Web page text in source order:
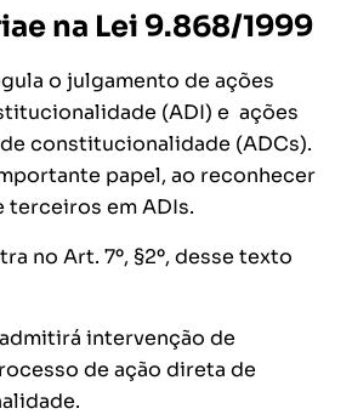
na Lei 9.868/1999
o julgamento de ações
(ADI) e ações
constitucionalidade (ADCs).
papel, ao reconhecer
terceiros em ADIs.
no Art. 7º, §2º, desse texto
intervenção de
de ação direta de